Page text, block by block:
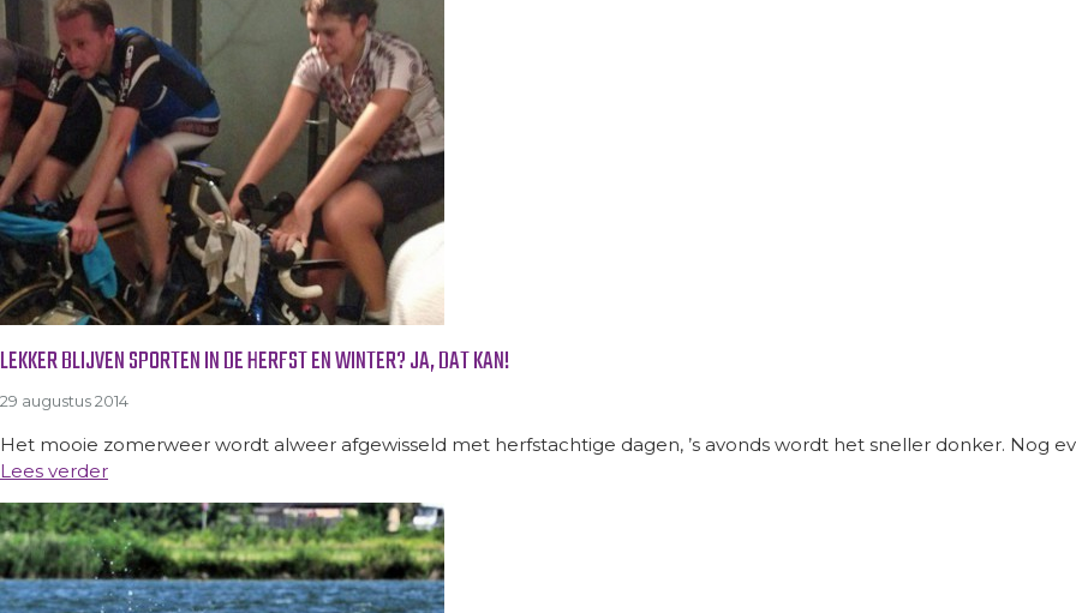
LEKKER BLIJVEN SPORTEN IN DE HERFST EN WINTER? JA, DAT KAN!
29 augustus 2014
Het mooie zomerweer wordt alweer afgewisseld met herfstachtige dagen, ’s avonds wordt het sneller donker. Nog
Lees verder